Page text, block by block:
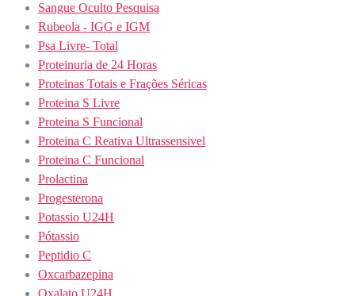
Sangue Oculto Pesquisa
Rubeola - IGG e IGM
Psa Livre- Total
Proteinuria de 24 Horas
Proteinas Totais e Frações Séricas
Proteina S Livre
Proteina S Funcional
Proteina C Reativa Ultrassensivel
Proteina C Funcional
Prolactina
Progesterona
Potassio U24H
Pótassio
Peptidio C
Oxcarbazepina